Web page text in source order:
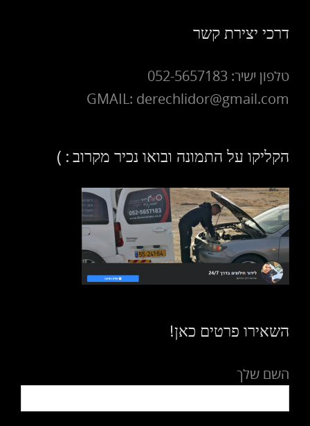
דרכי יצירת קשר
טלפון ישיר: 052-5657183
GMAIL: derechlidor@gmail.com
הקליקו על התמונה ובואו נכיר מקרוב : )
השאירו פרטים כאן!
השם שלך